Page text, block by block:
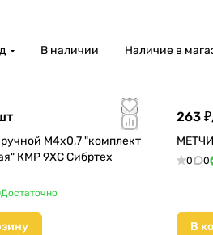
В наличии Наличие в
М4х0,7 "комплект
КМР 9ХС Сибртех
Достаточно
263
0 0
В